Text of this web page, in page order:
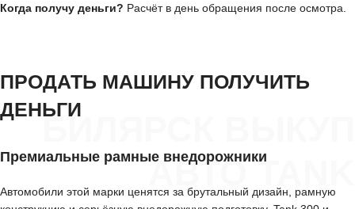
Когда получу деньги? Расчёт в день обращения после осмотра.
БИЛЯРСК ВЫКУП
АВТО TANK
ПРОДАТЬ МАШИНУ ПОЛУЧИТЬ
ДЕНЬГИ
Премиальные рамные внедорожники
Автомобили этой марки ценятся за брутальный дизайн, рамную